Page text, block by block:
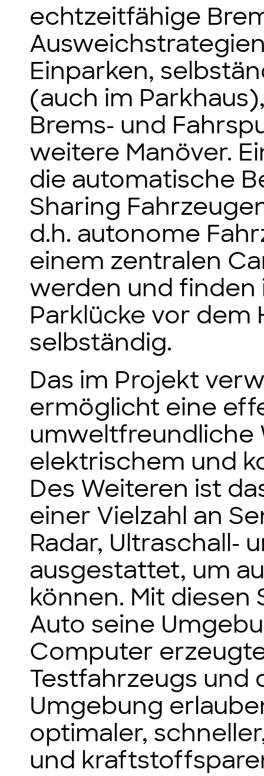
echtzeitfähige
Einparken,
(auch im
Brems- und
weitere Manöver.
die automatische
Sharing
d.h. autonome
einem zentralen
werden und finden
Parklücke vor dem
selbständig.
Das im Projekt
ermöglicht eine
umweltfreundliche
elektrischem und
Des Weiteren ist
einer Vielzahl an
Radar, Ultraschall-
ausgestattet, um
können. Mit diesen
Auto seine
Computer
Testfahrzeugs und
Umgebung
optimaler,
und